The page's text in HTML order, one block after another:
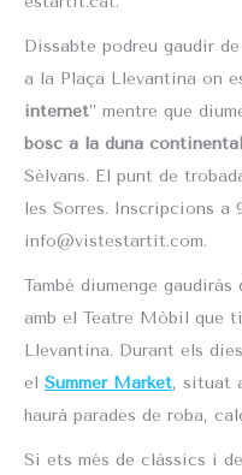
Dissabte podreu gaudir
a la Plaça Llevantina on
internet” mentre que
bosc a la duna continental
Sèlvans. El punt de
les Sorres. Inscripcions a
info@vistestartit.com.
També diumenge
amb el Teatre Mòbil que
Llevantina. Durant els
el Summer Market, situat
haurà parades de roba,
Si ets més de clàssics i